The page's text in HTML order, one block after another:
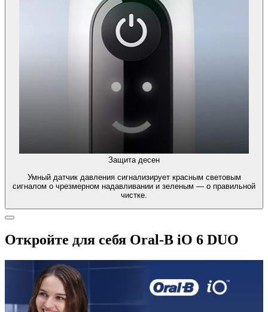
Защита десен
Умный датчик давления сигнализирует красным световым
сигналом о чрезмерном надавливании и зеленым — о правильной
чистке.
Откройте для себя Oral-B iO 6 DUO